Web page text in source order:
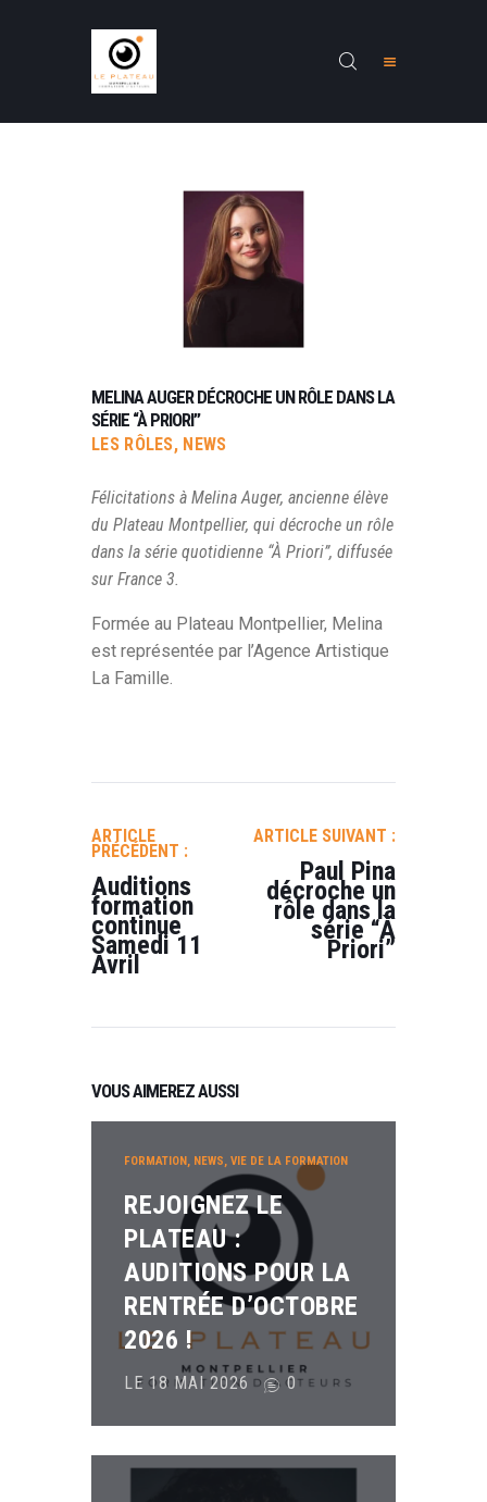
FORMATIONS
NEWS
INSCRIPTION
MELINA AUGER DÉCROCHE UN RÔLE DANS LA
SÉRIE “À PRIORI”
LES RÔLES, NEWS
Félicitations à Melina Auger, ancienne élève
du Plateau Montpellier, qui décroche un rôle
dans la série quotidienne “À Priori”, diffusée
sur France 3.
Formée au Plateau Montpellier, Melina
est représentée par l’Agence Artistique
La Famille.
L’ARTICLE
ARTICLE
PRÉCÉDENT :
Auditions
formation
continue
Samedi 11
Avril
ARTICLE SUIVANT :
Paul Pina
décroche un
rôle dans la
série “À
Priori”
VOUS AIMEREZ AUSSI
FORMATION , NEWS,VIE DE LA FORMATION
REJOIGNEZ LE
PLATEAU :
AUDITIONS POUR LA
RENTRÉE D’OCTOBRE
2026 !
LE 18 MAI 2026 0